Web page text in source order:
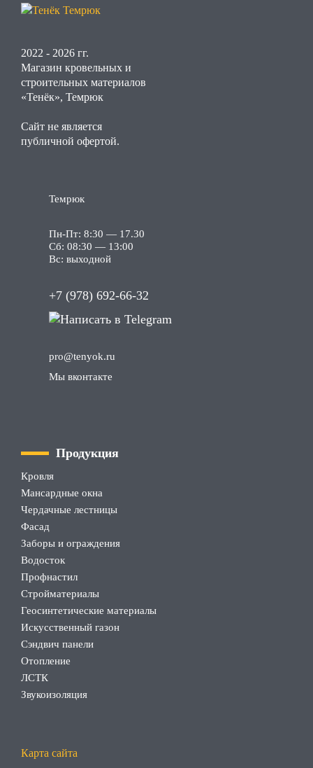
2022 - 2026 гг.
Магазин кровельных и
строительных материалов
«Тенёк», Темрюк
Сайт не является
публичной офертой.
Темрюк
Пн-Пт: 8:30 — 17.30
Сб: 08:30 — 13:00
Вс: выходной
+7 (978) 692-66-32
pro@tenyok.ru
Мы вконтакте
Продукция
Кровля
Мансардные окна
Чердачные лестницы
Фасад
Заборы и ограждения
Водосток
Профнастил
Стройматериалы
Геосинтетические материалы
Искусственный газон
Сэндвич панели
Отопление
ЛСТК
Звукоизоляция
Карта сайта